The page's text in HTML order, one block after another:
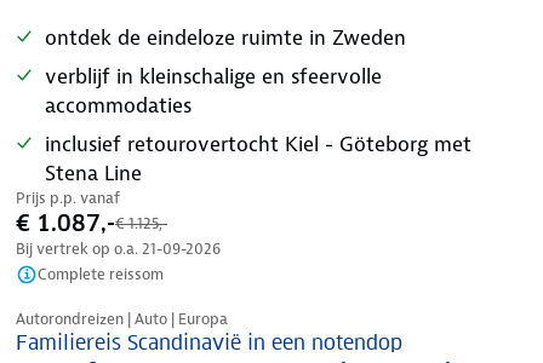
ontdek de eindeloze ruimte in Zweden
verblijf in kleinschalige en sfeervolle
accommodaties
inclusief retourovertocht Kiel - Göteborg met
Stena Line
Prijs p.p. vanaf
€ 1.087,-€ 1.125,-
Bij vertrek op o.a. 21-09-2026
Complete reissom
Nazomer korting
Autorondreizen | Auto | Europa
Familiereis Scandinavië in een notendop